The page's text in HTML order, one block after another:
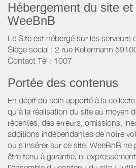
Hébergement du site
WeeBnB
Le Site est hébergé sur les serveurs
Siège social : 2 rue Kellermann
Contact Tél : 1007
Portée des contenus
En dépit du soin apporté à la
qu’à la réalisation du site au moyen
récentes, des erreurs, omissions,
additions indépendantes de notre
ou s’insérer sur ce site. WeeBnB
être tenu à garantie, ni